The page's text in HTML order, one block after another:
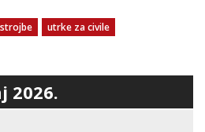
utrke za civile
2026.